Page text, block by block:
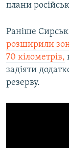
плани
Раніше
розширили
70 кілометрів,
задіяти
резерву.